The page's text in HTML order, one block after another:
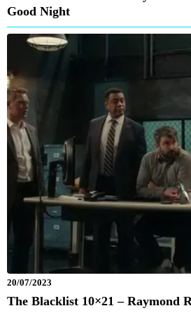
Good Night
20/07/2023
The Blacklist 10×21 – Raymond